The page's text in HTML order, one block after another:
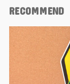
RECOMMEND